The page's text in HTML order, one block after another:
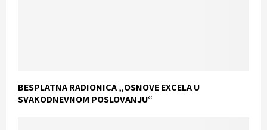
BESPLATNA RADIONICA „OSNOVE EXCELA U
SVAKODNEVNOM POSLOVANJU“